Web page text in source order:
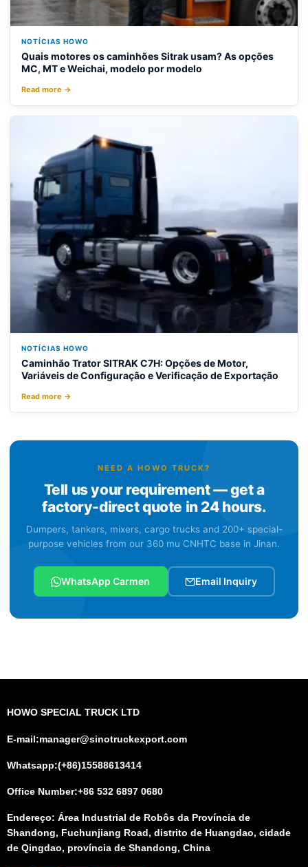
NOTÍCIAS HOWO
Quais motores os caminhões Sitrak usam? As opções
MC, MT e Weichai, modelo por modelo
Read more →
NOTÍCIAS HOWO
Caminhão Trator SITRAK C7H: Opções de Motor,
Variáveis de Configuração e Verificação de Exportação
Read more →
NEED A HOWO TRUCK?
Tell us your requirement — get a
factory-direct quote in 24 hours.
Dumpers, tankers, mixers, cargo trucks and 200+ special-
purpose vehicles from our 360 mu CNHTC base in Jinan.
WhatsApp Carmen Email Inquiry
HOWO SPECIAL TRUCK LTD
E-mail:manager@sinotruckexport.com
Whatsapp:(+86)15588613414
Office Number:+86 532 6897 0680
Endereço: Área Industrial de Robôs da Província de
Shandong, Fuchunjiang Road, distrito de Huangdao, cidade
de Qingdao, província de Shandong, China